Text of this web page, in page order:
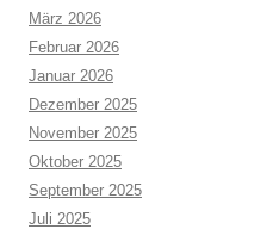
März 2026
Februar 2026
Januar 2026
Dezember 2025
November 2025
Oktober 2025
September 2025
Juli 2025